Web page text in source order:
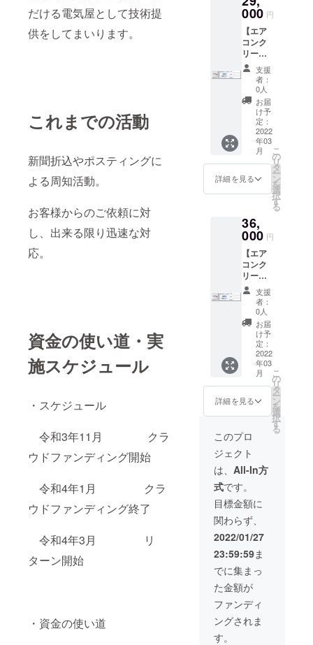
だける電気屋として技術提
供をしてまいります。
これまでの活動
新聞折込やポスティングに
よる周知活動。
お客様からのご依頼に対
し、出来る限り迅速な対
応。
資金の使い道・実
施スケジュール
・スケジュール
令和3年11月 クラ
ウドファンディング開始
令和4年1月 クラ
ウドファンディング終了
令和4年3月 リ
ターン開始
・資金の使い道
ただき
つぎに
@BBB
様から1
口ご支
援をい
ただい
たとき
には、
@AAA
様より
【1コイ
ン応援
コー
ス】×2
口
@BBB
様より
ン応援
コー
ス】×1
口 ご
支援い
ただき
まし
た！
と、ご
紹介さ
せてい
ただき
ます。
新たに
ご支援
をいた
だくご
とに発
表させ
ていた
だき、
それま
でご支
援くだ
さった
方の
ユー
ザー
ネーム
は毎回
ご紹介
させて
いただ
きま
す。 ご
支援は
500円を
いただ
きま
す。
（送料
当方負
担） エ
アコン
クリー
ニング
の作業
には1台
当たり1
時間30
分から2
ど要し
ます。
リーニ
ング作
業日時
につき
まして
は、以
下の期
間内で
ご相談
させて
いただ
きま
す。
尚、作
業にお
る際の
交通費
諸経費
は当方
負担と
させて
いただ
きま
す。
有効期
限（作
業期
間）
2022年
3月1日
～2022
年5月31
日
めに、
メール
アドレ
ス、お
届け先
のご記
入のご
協力を
お願い
致しま
す。 お
名前、
ご住所
が確認
でき次
第、特
させて
いただ
きま
す。
（送料
当方負
担） エ
アコン
クリー
ニング
の作業
には1台
当たり1
時間30
分から2
ど要し
ます。
一日で
完了さ
せてい
ただき
エアコ
ンク
リーニ
ング作
業日時
につき
まして
は、以
下の期
間内で
ご相談
させて
いただ
ンのク
リーニ
ングを
実施さ
せてい
ただき
ます。
・エア
コンク
リーニ
ングを3
台、1回
ご利用
いただ
ける権
利。 リ
するた
めに、
メール
アドレ
ス、お
届け先
のご記
入のご
協力を
お願い
致しま
す。 お
名前、
ご住所
が確認
でき次
第、特
を郵送
いただ
きま
（送料
当方負
担） エ
アコン
クリー
の作業
には1台
当たり1
時間30
分から2
時間ほ
ど要し
000 円
【エア
コンク
リーニ
ング4
台】 東
京都立
川市、
国立市
にお住
いの方
からの
ご支援
に対
し、 下
記内容
で家庭
エアコ
ンのク
リーニ
ングを
実施さ
せてい
ただき
ます。
・エア
コンク
リーニ
ングを4
台、1回
ご利用
いただ
ける権
利。 リ
確実に
するた
めに、
メール
アドレ
ス、お
届け先
のご記
入のご
協力を
お願い
致しま
す。 お
名前、
ご住所
が確認
でき次
第、特
支援
者：
0人
お届
け予
定：
2022
年03
月
詳細を見る
こ
の
リ
タ
ー
ン
を
選
択
す
る
36,
000 円
【エア
コンク
リーニ
ング5
台】 東
京都立
川市、
国立市
にお住
いの方
からの
ご支援
に対
し、 下
記内容
で家庭
用壁掛
エアコ
ンのク
リーニ
ングを
実施さ
せてい
ただき
ます。
・エア
コンク
リーニ
ングを5
台、1回
ご利用
いただ
ける権
利。 リ
支援
者：
0人
お届
け予
定：
2022
年03
月
詳細を見る
こ
の
リ
タ
ー
ン
を
選
択
す
る
このプロ
ジェクト
は、 All-In方
式です。
目標金額に
関わらず、
2022/01/27
23:59:59ま
でに集まっ
た金額が
ファンディ
ングされま
す。